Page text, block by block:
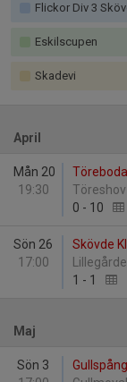
Flickor Div 3
Eskilscupen
Skadevi
April
Mån 20
19:30
0 - 10
Sön 26
17:00
Skövde
1 - 1
Maj
Sön 3